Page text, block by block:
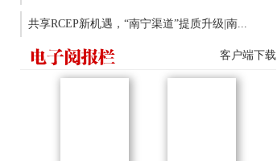
共享RCEP新机遇，“南宁渠道”提质升级|南...
客户端下载